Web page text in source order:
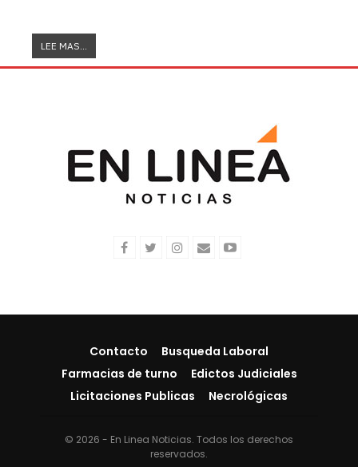
LEE MAS...
Contacto
Busqueda Laboral
Farmacias de turno
Edictos Judiciales
Licitaciones Publicas
Necrológicas
© 2026 - En Linea Noticias. Todos los derechos
reservados.